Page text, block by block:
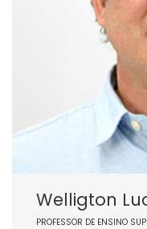
Welligton
PROFESSOR DE ENSINO